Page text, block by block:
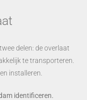
delen: de overlaat
te transporteren.
installeren.
identificeren.